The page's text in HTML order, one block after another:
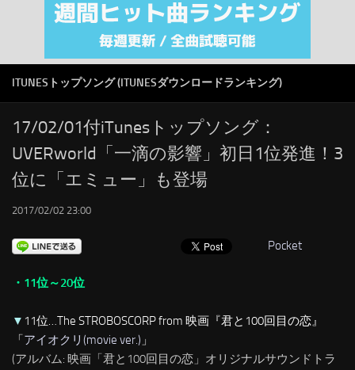
オリジナルiTunes週間トップソング
RSS
LINKS
ITUNESトップソング (ITUNESダウンロードランキング)
17/02/01付iTunesトップソング：
UVERworld「一滴の影響」初日1位発進！3
位に「エミュー」も登場
2017/02/02 23:00
Pocket
・11位～20位
▼ 11位…The STROBOSCORP from 映画『君と100回目の恋』
「アイオクリ(movie ver.) 」
(アルバム: 映画「君と100回目の恋」オリジナルサウンドトラ